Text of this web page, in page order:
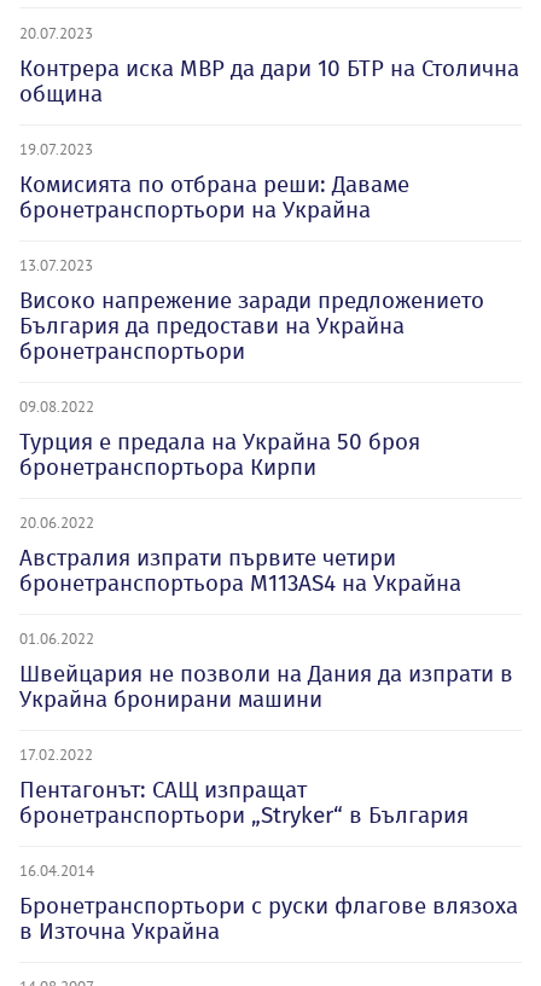
20.07.2023
Контрера иска МВР да дари 10 БТР на Столична
община
19.07.2023
Комисията по отбрана реши: Даваме
бронетранспортьори на Украйна
13.07.2023
Високо напрежение заради предложението
България да предостави на Украйна
бронетранспортьори
09.08.2022
Турция е предала на Украйна 50 броя
бронетранспортьора Кирпи
20.06.2022
Австралия изпрати първите четири
бронетранспортьора M113AS4 на Украйна
01.06.2022
Швейцария не позволи на Дания да изпрати в
Украйна бронирани машини
17.02.2022
Пентагонът: САЩ изпращат
бронетранспортьори „Stryker“ в България
16.04.2014
Бронетранспортьори с руски флагове влязоха
в Източна Украйна